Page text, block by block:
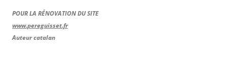
POUR LA RÉNOVATION DU SITE
www.pereguisset.fr
Auteur catalan